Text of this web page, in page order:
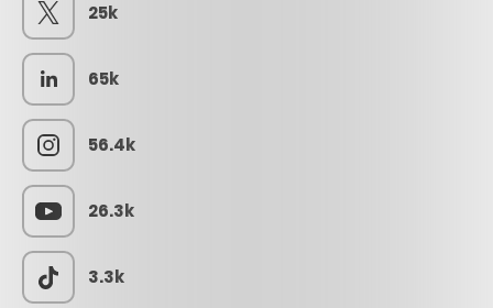
25k
65k
56.4k
26.3k
3.3k